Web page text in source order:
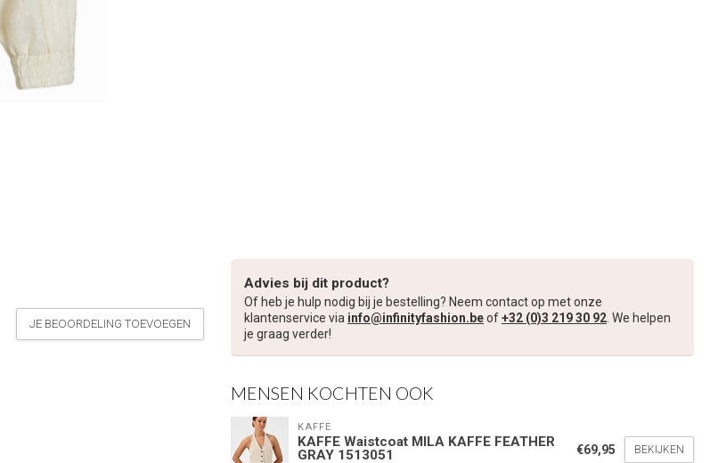
JE BEOORDELING TOEVOEGEN
Advies bij dit product?
Of heb je hulp nodig bij je bestelling? Neem contact op met onze
klantenservice via info@infinityfashion.beof+32 (0)3 219 30 92 . We helpen
je graag verder!
MENSEN KOCHTEN OOK
KAFFE
KAFFE Waistcoat MILA KAFFE FEATHER
GRAY 1513051
€69,95 BEKIJKEN